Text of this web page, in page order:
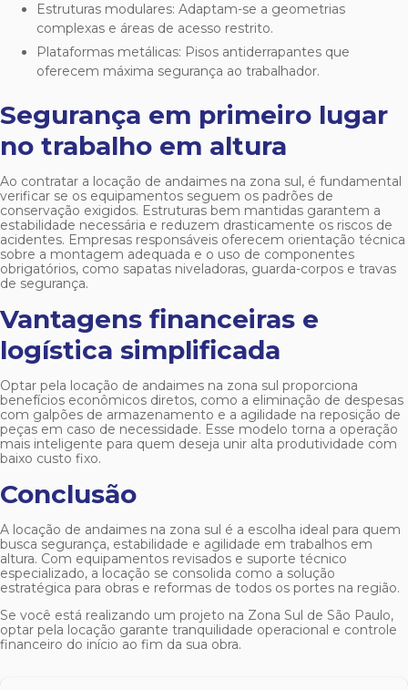
Estruturas modulares: Adaptam-se a geometrias
complexas e áreas de acesso restrito.
Plataformas metálicas: Pisos antiderrapantes que
oferecem máxima segurança ao trabalhador.
Segurança em primeiro lugar
no trabalho em altura
Ao contratar a locação de andaimes na zona sul, é fundamental
verificar se os equipamentos seguem os padrões de
conservação exigidos. Estruturas bem mantidas garantem a
estabilidade necessária e reduzem drasticamente os riscos de
acidentes. Empresas responsáveis oferecem orientação técnica
sobre a montagem adequada e o uso de componentes
obrigatórios, como sapatas niveladoras, guarda-corpos e travas
de segurança.
Vantagens financeiras e
logística simplificada
Optar pela locação de andaimes na zona sul proporciona
benefícios econômicos diretos, como a eliminação de despesas
com galpões de armazenamento e a agilidade na reposição de
peças em caso de necessidade. Esse modelo torna a operação
mais inteligente para quem deseja unir alta produtividade com
baixo custo fixo.
Conclusão
A locação de andaimes na zona sul é a escolha ideal para quem
busca segurança, estabilidade e agilidade em trabalhos em
altura. Com equipamentos revisados e suporte técnico
especializado, a locação se consolida como a solução
estratégica para obras e reformas de todos os portes na região.
Se você está realizando um projeto na Zona Sul de São Paulo,
optar pela locação garante tranquilidade operacional e controle
financeiro do início ao fim da sua obra.